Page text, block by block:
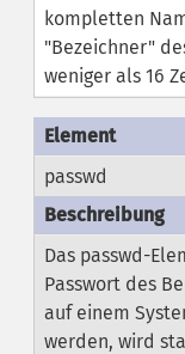
kompletten
"Bezeichner"
weniger als 16
passwd
Das passwd-
Passwort des
auf einem
werden, wird